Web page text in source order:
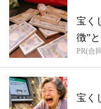
宝く
徴”
PR(合
宝く